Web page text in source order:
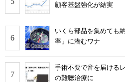
顧客基盤強化が結実
いくら部品を集めても
率」に潜むワナ
手術不要で音を届ける
の難聴治療に